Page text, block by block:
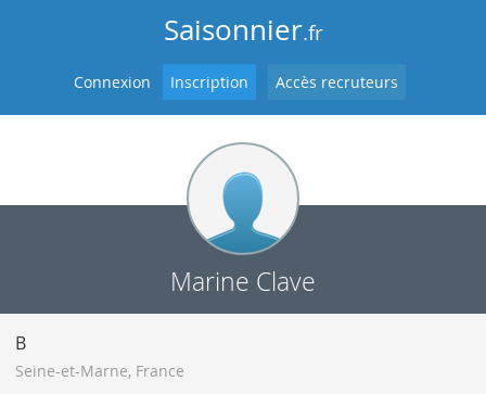
Saisonnier.fr
Connexion Inscription Accès recruteurs
Marine Clave
B
Seine-et-Marne, France